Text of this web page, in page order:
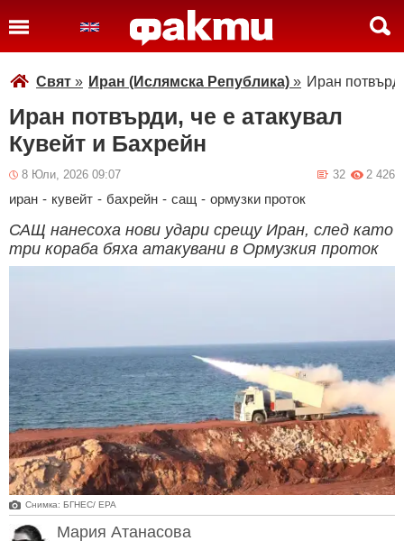
Свят » Иран (Ислямска Република) » Иран
Иран потвърди, че е атакувал
Кувейт и Бахрейн
8 Юли, 2026 09:07 2 426
32
иран - кувейт - бахрейн - сащ - ормузки проток
САЩ нанесоха нови удари срещу Иран, след като
три кораба бяха атакувани в Ормузкия проток
Снимка: БГНЕС/ EPA
Мария Атанасова